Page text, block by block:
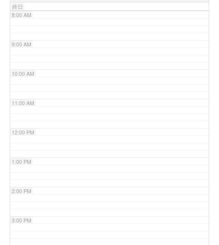
終日
8:00 AM
9:00 AM
10:00 AM
11:00 AM
12:00 PM
1:00 PM
2:00 PM
3:00 PM